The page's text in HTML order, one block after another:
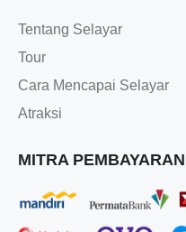
Tentang Selayar
Tour
Cara Mencapai Selayar
Atraksi
MITRA PEMBAYARAN